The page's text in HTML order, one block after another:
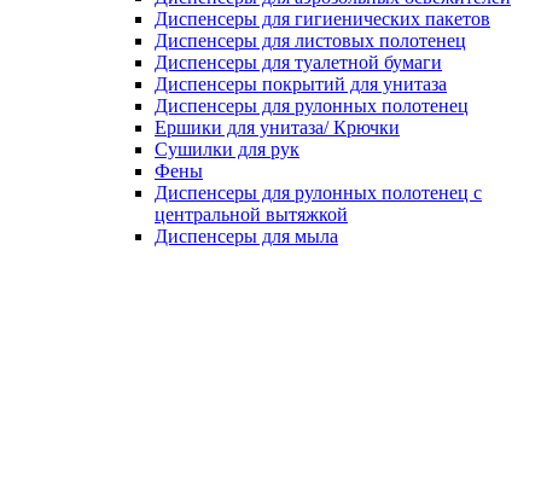
Диспенсеры для гигиенических пакетов
Диспенсеры для листовых полотенец
Диспенсеры для туалетной бумаги
Диспенсеры покрытий для унитаза
Диспенсеры для рулонных полотенец
Ершики для унитаза/ Крючки
Сушилки для рук
Фены
Диспенсеры для рулонных полотенец с
центральной вытяжкой
Диспенсеры для мыла